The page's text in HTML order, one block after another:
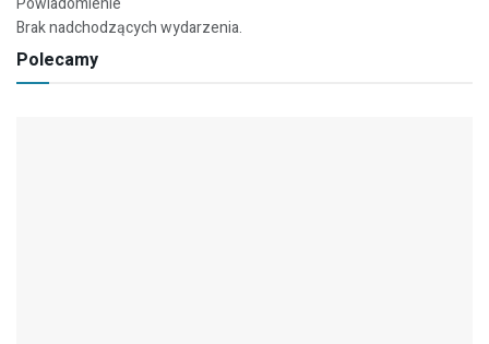
Brak nadchodzących wydarzenia.
Polecamy